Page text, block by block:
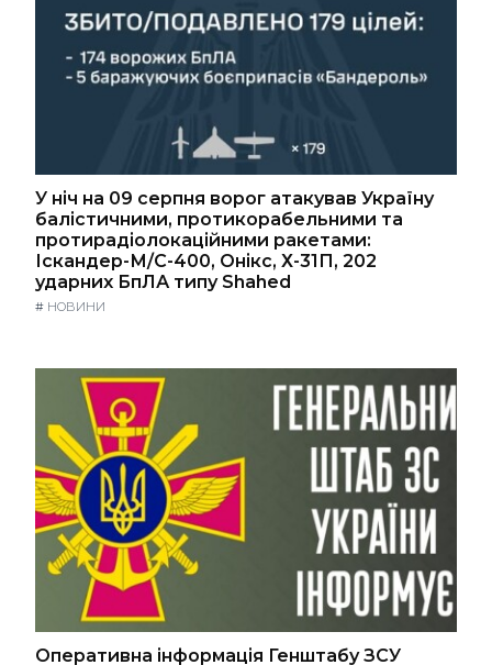
У ніч на 09 серпня ворог атакував Україну
балістичними, протикорабельними та
протирадіолокаційними ракетами:
Іскандер-М/С-400, Онікс, Х-31П, 202
ударних БпЛА типу Shahed
# НОВИНИ
Оперативна інформація Генштабу ЗСУ